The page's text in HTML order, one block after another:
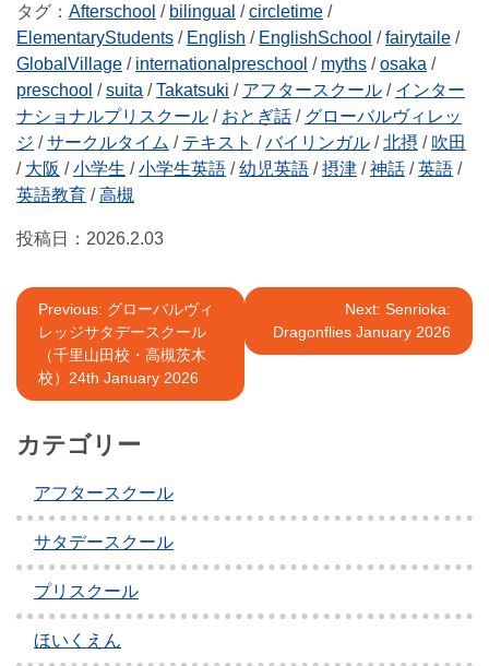
タグ： Afterschool / bilingual /circletime /
ElementaryStudents / English / EnglishSchool /fairytaile /
GlobalVillage / internationalpreschool / myths /osaka /
preschool /suita /Takatsuki / アフタースクール / インター
ナショナルプリスクール / おとぎ話 / グローバルヴィレッ
ジ /サークルタイム / テキスト /バイリンガル /北摂 / 吹田
/ 大阪 /小学生 /小学生英語 /幼児英語 /摂津 /神話 /英語 /
英語教育 /高槻
投稿日： 2026.2.03
投
稿
ナ
ゲ
ー
シ
ョ
ン
Previous: グローバルヴィ
レッジサタデースクール
（千里山田校・高槻茨木
校）24th January 2026
Next: Senrioka:
Dragonflies January 2026
カテゴリー
アフタースクール
サタデースクール
プリスクール
ほいくえん